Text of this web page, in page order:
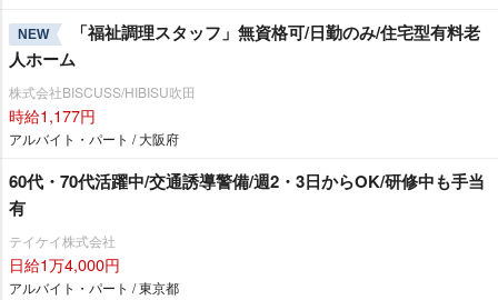
NEW
「福祉調理スタッフ」無資格可/日勤のみ/住宅型有料老
人ホーム
株式会社BISCUSS/HIBISU吹田
時給1,177円
アルバイト・パート / 大阪府
60代・70代活躍中/交通誘導警備/週2・3日からOK/研修中も手当
有
テイケイ株式会社
日給1万4,000円
アルバイト・パート / 東京都